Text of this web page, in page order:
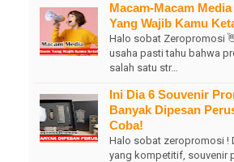
Macam-Macam
Yang Wajib Kamu
Halo sobat Zeropromosi
usaha pasti tahu bahwa
salah satu str…
Ini Dia 6 Souvenir
Banyak Dipesan
Coba!
Halo sobat zeropromosi !
yang kompetitif, souvenir